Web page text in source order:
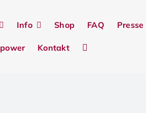
Info Shop FAQ Presse
Kontakt